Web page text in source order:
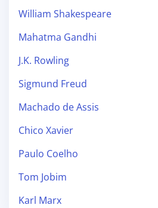
William Shakespeare
Mahatma Gandhi
J.K. Rowling
Sigmund Freud
Machado de Assis
Chico Xavier
Paulo Coelho
Tom Jobim
Karl Marx